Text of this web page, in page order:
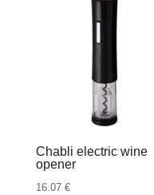
Chabli electric wine
opener
16.07 €